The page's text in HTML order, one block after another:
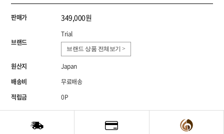
판매가 349,000원
브랜드
Trial
브랜드 상품 전체보기 >
원산지
Japan
배송비
무료배송
적립금
0P